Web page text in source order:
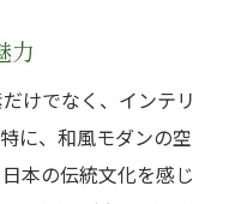
力
けでなく、インテリ
に、和風モダンの空
本の伝統文化を感じ